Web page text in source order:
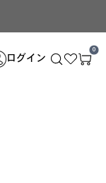
ログイン
0